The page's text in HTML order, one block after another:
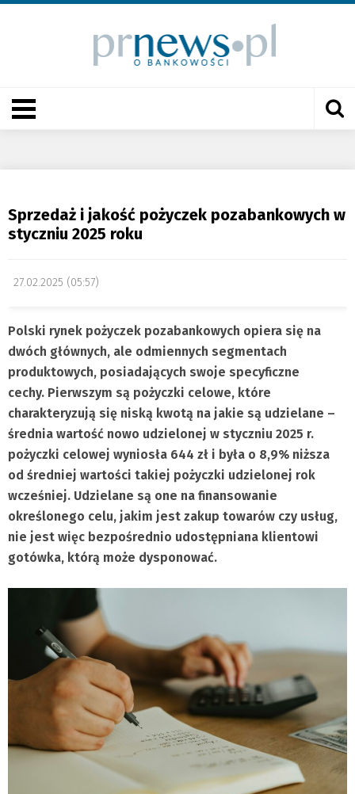
Sprzedaż i jakość pożyczek pozabankowych w
styczniu 2025 roku
27.02.2025 (05:57)
Polski rynek pożyczek pozabankowych opiera się na
dwóch głównych, ale odmiennych segmentach
produktowych, posiadających swoje specyficzne
cechy. Pierwszym są pożyczki celowe, które
charakteryzują się niską kwotą na jakie są udzielane –
średnia wartość nowo udzielonej w styczniu 2025 r.
pożyczki celowej wyniosła 644 zł i była o 8,9% niższa
od średniej wartości takiej pożyczki udzielonej rok
wcześniej. Udzielane są one na finansowanie
określonego celu, jakim jest zakup towarów czy usług,
nie jest więc bezpośrednio udostępniana klientowi
gotówka, którą może dysponować.